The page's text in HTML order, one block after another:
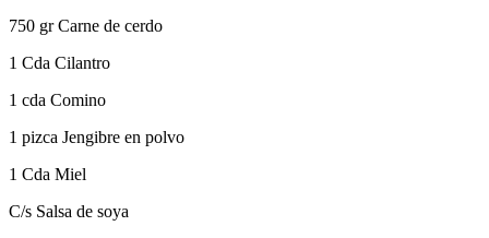
750 gr Carne de cerdo
1 Cda Cilantro
1 cda Comino
1 pizca Jengibre en polvo
1 Cda Miel
C/s Salsa de soya